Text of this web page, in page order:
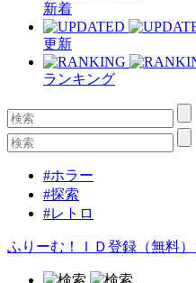
新着
更新
ランキング
#ホラー
#探索
#レトロ
ふりーむ！ＩＤ登録（無料）